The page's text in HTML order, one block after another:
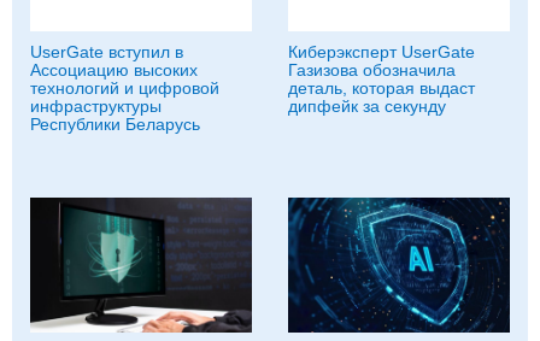
UserGate вступил в
Ассоциацию высоких
технологий и цифровой
инфраструктуры
Республики Беларусь
Киберэксперт UserGate
Газизова обозначила
деталь, которая выдаст
дипфейк за секунду